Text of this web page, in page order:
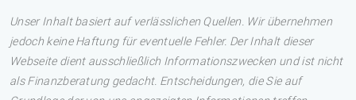
Unser Inhalt basiert auf verlässlichen Quellen. Wir übernehmen
jedoch keine Haftung für eventuelle Fehler. Der Inhalt dieser
Webseite dient ausschließlich Informationszwecken und ist nicht
als Finanzberatung gedacht. Entscheidungen, die Sie auf